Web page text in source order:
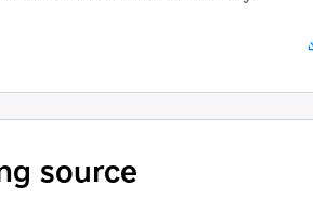
source